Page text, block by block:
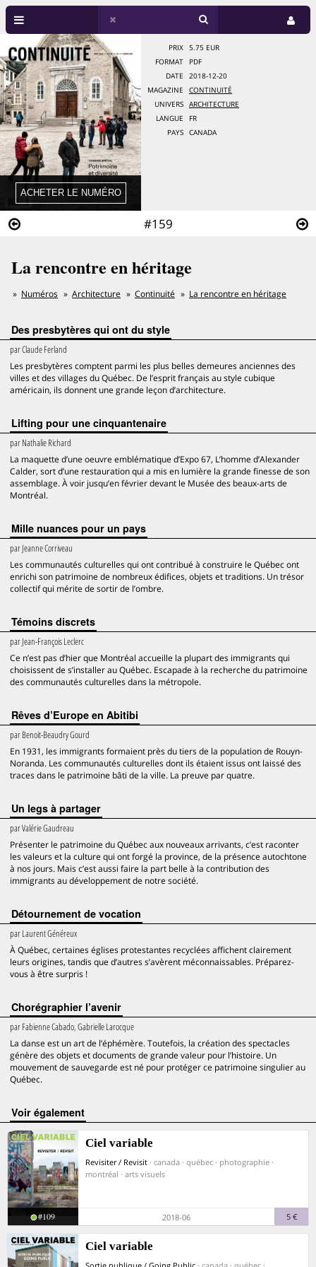
#159
PRIX
5.75 EUR
FORMAT
PDF
DATE
2018-12-20
MAGAZINE
CONTINUITÉ
UNIVERS
ARCHITECTURE
LANGUE
FR
PAYS
CANADA
La rencontre en héritage
Numéros Architecture Continuité La rencontre en héritage
Des presbytères qui ont du style
parClaude Ferland
Les presbytères comptent parmi les plus belles demeures anciennes des
villes et des villages du Québec. De l’esprit français au style cubique
américain, ils donnent une grande leçon d’architecture.
Lifting pour une cinquantenaire
parNathalie Richard
La maquette d’une oeuvre emblématique d’Expo 67, L’homme d’Alexander
Calder, sort d’une restauration qui a mis en lumière la grande finesse de son
assemblage. À voir jusqu’en février devant le Musée des beaux-arts de
Montréal.
Mille nuances pour un pays
parJeanne Corriveau
Les communautés culturelles qui ont contribué à construire le Québec ont
enrichi son patrimoine de nombreux édifices, objets et traditions. Un trésor
collectif qui mérite de sortir de l’ombre.
Témoins discrets
parJean-François Leclerc
Ce n’est pas d’hier que Montréal accueille la plupart des immigrants qui
choisissent de s’installer au Québec. Escapade à la recherche du patrimoine
des communautés culturelles dans la métropole.
Rêves d’Europe en Abitibi
parBenoit-Beaudry Gourd
En 1931, les immigrants formaient près du tiers de la population de Rouyn-
Noranda. Les communautés culturelles dont ils étaient issus ont laissé des
traces dans le patrimoine bâti de la ville. La preuve par quatre.
Un legs à partager
parValérie Gaudreau
Présenter le patrimoine du Québec aux nouveaux arrivants, c’est raconter
les valeurs et la culture qui ont forgé la province, de la présence autochtone
à nos jours. Mais c’est aussi faire la part belle à la contribution des
immigrants au développement de notre société.
Détournement de vocation
parLaurent Généreux
À Québec, certaines églises protestantes recyclées affichent clairement
leurs origines, tandis que d’autres s’avèrent méconnaissables. Préparez-
vous à être surpris !
Chorégraphier l’avenir
parFabienne Cabado, Gabrielle Larocque
La danse est un art de l’éphémère. Toutefois, la création des spectacles
génère des objets et documents de grande valeur pour l’histoire. Un
mouvement de sauvegarde est né pour protéger ce patrimoine singulier au
Québec.
voir également
Ciel variable
Revisiter / Revisit · canada · québec · photographie ·
montréal · arts visuels
#109 2018-06 5 €
Ciel variable